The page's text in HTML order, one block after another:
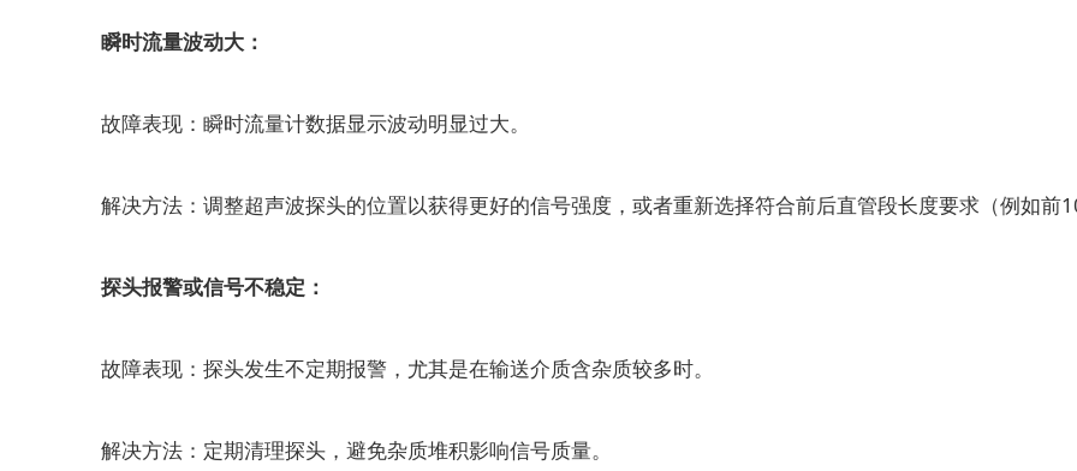
瞬时流量波动大：
故障表现：瞬时流量计数据显示波动明显过大。
解决方法：调整超声波探头的位置以获得更好的信号强度，或者重新选择符合前后直管段长度要求（例如前
探头报警或信号不稳定：
故障表现：探头发生不定期报警，尤其是在输送介质含杂质较多时。
解决方法：定期清理探头，避免杂质堆积影响信号质量。